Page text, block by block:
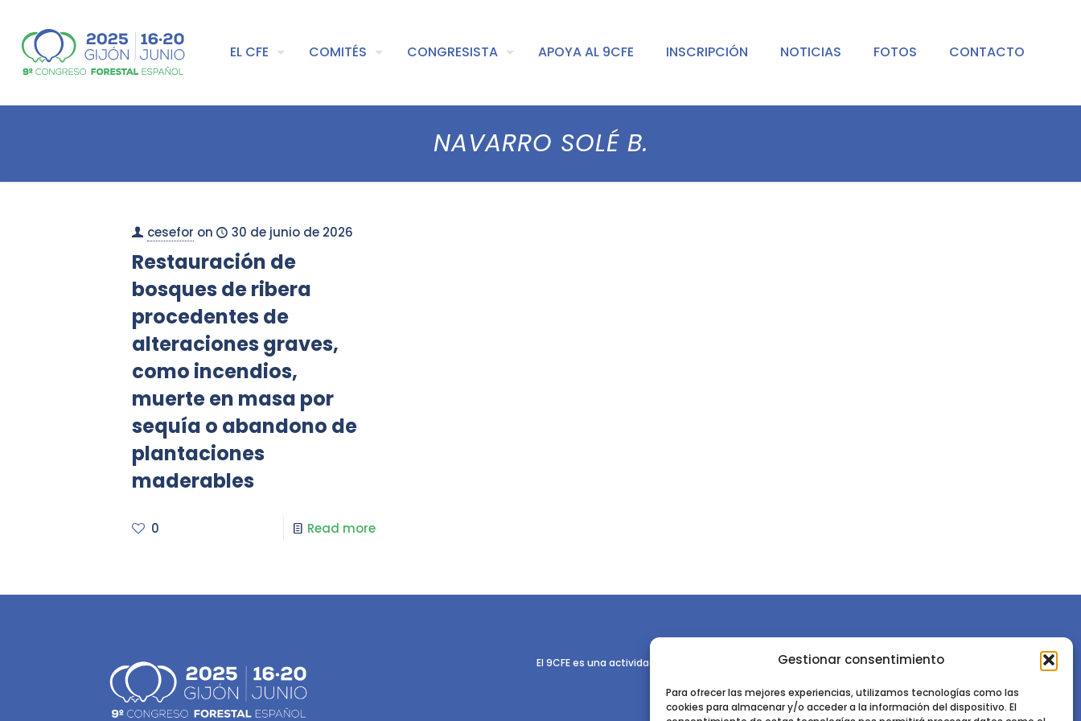
Gestionar consentimiento
Para ofrecer las mejores experiencias, utilizamos tecnologías como las
cookies para almacenar y/o acceder a la información del dispositivo. El
EL CFE COMITÉS CONGRESISTA APOYA AL 9CFE INSCRIPCIÓN NOTICIAS FOTOS CONTACTO
NAVARRO SOLÉ B.
cesefor on 30 de junio de 2026
Restauración de
bosques de ribera
procedentes de
alteraciones graves,
como incendios,
muerte en masa por
sequía o abandono de
plantaciones
maderables
0 Read more
El 9CFE es una actividad promovida por la Sociedad Española de Ciencias Forestales
Instituto de Ciencias Forestales, INIA-CSIC
Ctra. de la Coruña km 7,5 - 28040 Madrid